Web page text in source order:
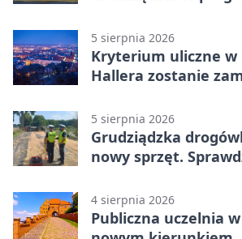
5 sierpnia 2026
Kryterium uliczne w
Hallera zostanie
5 sierpnia 2026
Grudziądzka
nowy sprzęt.
4 sierpnia 2026
Publiczna uczelnia